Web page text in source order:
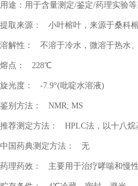
用途：用于含量测定/鉴定/药理实验等
提取来源： 小叶榕叶，来源于桑科
溶解性： 不溶于冷水，微溶于热水、
熔点： 228℃
旋光度： -7.9°(吡啶水溶液)
鉴别方法： NMR; MS
推荐测定方法： HPLC法，以十八
中国药典测定方法： 无
药理药效： 主要用于治疗哮喘和慢